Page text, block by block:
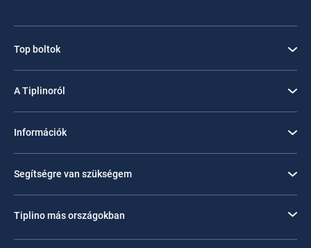
Top boltok
A Tiplinoról
Információk
Segítségre van szükségem
Tiplino más országokban